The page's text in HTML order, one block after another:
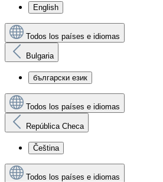
English
Todos los países e idiomas
Bulgaria
български език
Todos los países e idiomas
República Checa
Čeština
Todos los países e idiomas